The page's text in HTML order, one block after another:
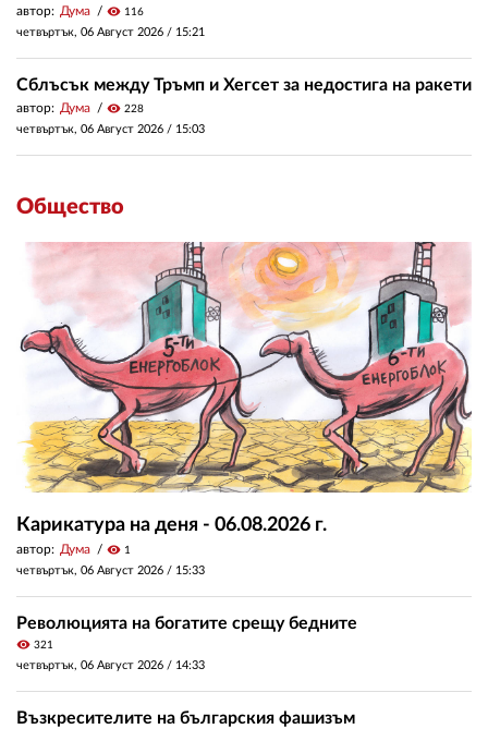
автор: Дума visibility 116
четвъртък, 06 Август 2026 / 15:21
Сблъсък между Тръмп и Хегсет за недостига на ракети
автор: Дума visibility 228
четвъртък, 06 Август 2026 / 15:03
Общество
Карикатура на деня - 06.08.2026 г.
автор: Дума visibility 1
четвъртък, 06 Август 2026 / 15:33
Революцията на богатите срещу бедните
visibility 321
четвъртък, 06 Август 2026 / 14:33
Възкресителите на българския фашизъм